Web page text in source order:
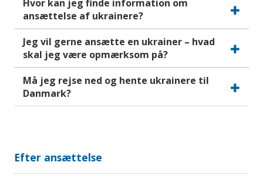
Hvor kan jeg finde information om
ansættelse af ukrainere?
Jeg vil gerne ansætte en ukrainer – hvad
skal jeg være opmærksom på?
Må jeg rejse ned og hente ukrainere til
Danmark?
Efter ansættelse